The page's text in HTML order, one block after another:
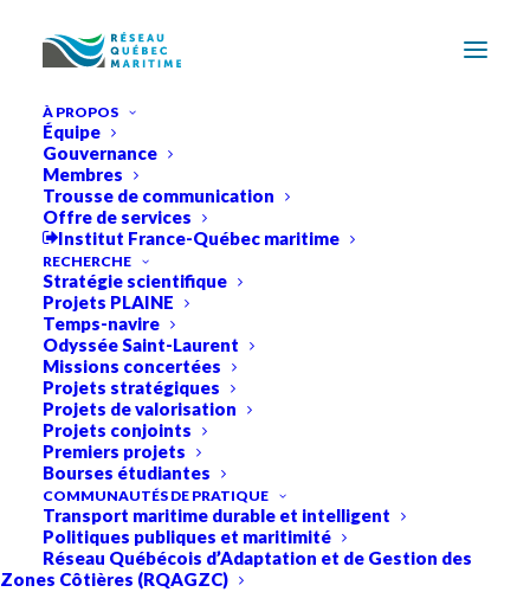
À PROPOS
Équipe
Gouvernance
Membres
Trousse de communication
Offre de services
Institut France-Québec maritime
RECHERCHE
Stratégie scientifique
Projets PLAINE
Temps-navire
Odyssée Saint-Laurent
Missions concertées
Projets stratégiques
Projets de valorisation
Projets conjoints
Premiers projets
Bourses étudiantes
COMMUNAUTÉS DE PRATIQUE
Transport maritime durable et intelligent
Politiques publiques et maritimité
Réseau Québécois d’Adaptation et de Gestion des
Zones Côtières (RQAGZC)
Devenir membre
Pourquoi devenir membre